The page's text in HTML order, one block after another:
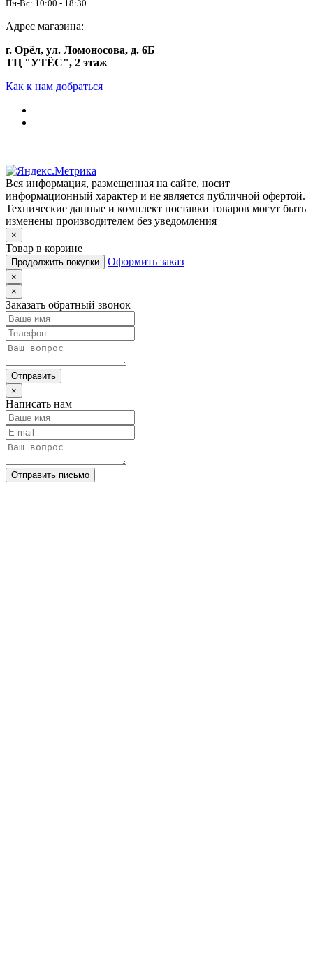
Пн-Вс: 10:00 - 18:30
Адрес магазина:
г. Орёл, ул. Ломоносова, д. 6Б
ТЦ "УТЁС", 2 этаж
Как к нам добраться
Вся информация, размещенная на сайте, носит
информационный характер и не является публичной офертой.
Технические данные и комплект поставки товаров могут быть
изменены производителем без уведомления
×
Товар в корзине
Продолжить покупки Оформить заказ
×
×
Заказать обратный звонок
Отправить
×
Написать нам
Отправить письмо